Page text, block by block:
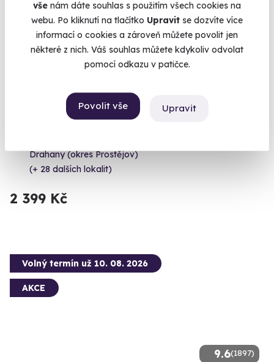
vše nám dáte souhlas s použitím všech cookies na
webu. Po kliknutí na tlačítko Upravit se dozvíte více
informací o cookies a zároveň můžete povolit jen
některé z nich. Váš souhlas můžete kdykoliv odvolat
pomocí odkazu v patičce.
Povolit vše Upravit
Zážitková střelba: Nejsilnější zbraně - 5
Drahany (okres Prostějov)
(+ 28 dalších lokalit)
2 399 Kč
9.6(1897)
Volný termín už 10. 08. 2026
AKCE